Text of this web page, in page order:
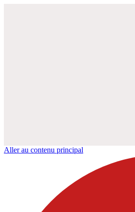
Aller au contenu principal